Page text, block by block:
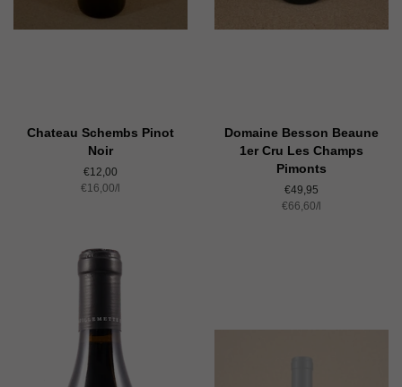
Chateau Schembs Pinot
Noir
Normaler
Preis
€12,00
Einzelpreis
€16,00/
Domaine Besson Beaune
1er Cru Les Champs
Pimonts
Normaler
Preis
€49,95
Einzelpreis
€66,60/